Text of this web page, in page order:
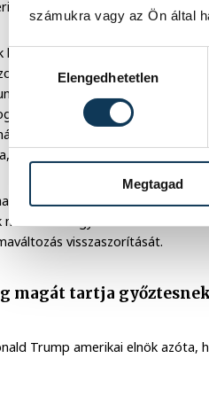
számukra vagy az Ön által
Hozzájárulás kiválasztása
Elengedhetetlen
Megtagad
történelem során.
hangjukat. Egyértelmű
Hozzátette, hogy megérti
jelenlegi elnökre voksoltak, de
félretegyük az éles retorikát,
Eljött az idő, hogy
hanem összefogja az embereket".
kormányzata összetétele
az Egyesült Államokban
visszaszorítását.
magát tartja
Trump amerikai elnök azóta,